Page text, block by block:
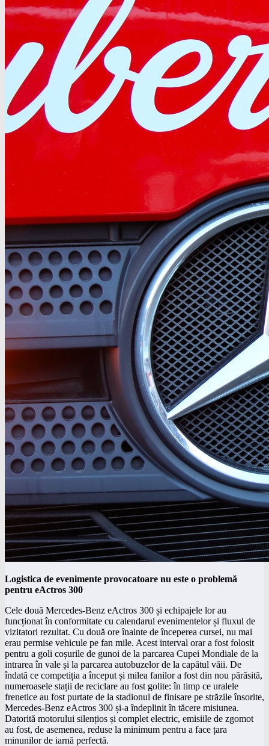
Logistica de evenimente provocatoare nu este o problemă
pentru eActros 300
Cele două Mercedes-Benz eActros 300 și echipajele lor au
funcționat în conformitate cu calendarul evenimentelor și fluxul de
vizitatori rezultat. Cu două ore înainte de începerea cursei, nu mai
erau permise vehicule pe fan mile. Acest interval orar a fost folosit
pentru a goli coșurile de gunoi de la parcarea Cupei Mondiale de la
intrarea în vale și la parcarea autobuzelor de la capătul văii. De
îndată ce competiția a început și milea fanilor a fost din nou părăsită,
numeroasele stații de reciclare au fost golite: în timp ce uralele
frenetice au fost purtate de la stadionul de finisare pe străzile însorite,
Mercedes-Benz eActros 300 și-a îndeplinit în tăcere misiunea.
Datorită motorului silențios și complet electric, emisiile de zgomot
au fost, de asemenea, reduse la minimum pentru a face țara
minunilor de iarnă perfectă.